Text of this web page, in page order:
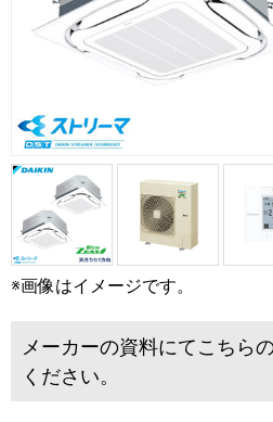
※画像はイメージです。
メーカーの資料にてこちら
ください。